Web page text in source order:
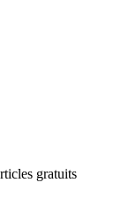
gratuits